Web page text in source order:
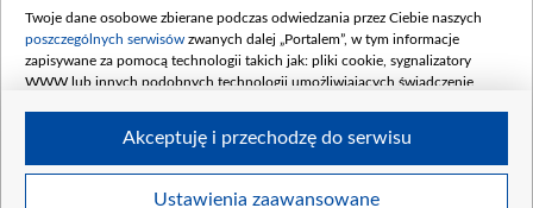
Twoje dane osobowe zbierane podczas odwiedzania przez Ciebie naszych
poszczególnych serwisów zwanych dalej „Portalem”, w tym informacje
zapisywane za pomocą technologii takich jak: pliki cookie, sygnalizatory
WWW lub innych podobnych technologii umożliwiających świadczenie
Twoje dane osobowe zbierane podczas odwiedzania przez Ciebie
Ustawienia zaawansowane
Akceptuję i przechodzę do serwisu